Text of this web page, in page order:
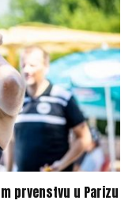
prvenstvu u Parizu